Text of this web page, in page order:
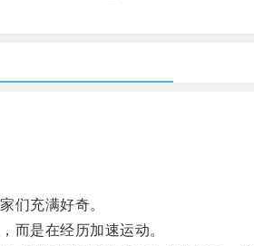
们充满好奇。
是在经历加速运动。